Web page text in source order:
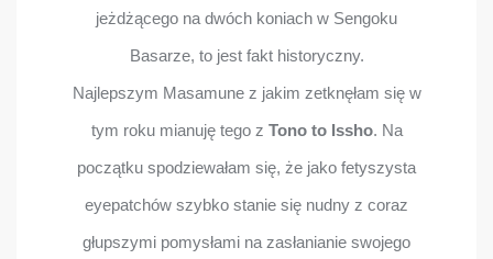
jeżdżącego na dwóch koniach w Sengoku
Basarze, to jest fakt historyczny.
Najlepszym Masamune z jakim zetknęłam się w
tym roku mianuję tego z Tono to Issho. Na
początku spodziewałam się, że jako fetyszysta
eyepatchów szybko stanie się nudny z coraz
głupszymi pomysłami na zasłanianie swojego